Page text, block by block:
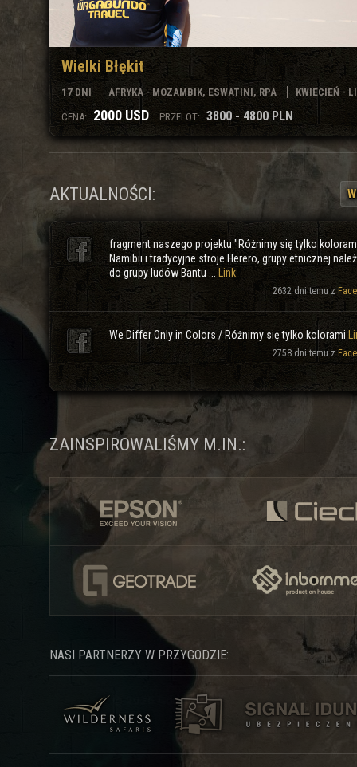
Wielki Błękit
17 DNI AFRYKA - MOZAMBIK, ESWATINI, RPA KWIECIEŃ -
CENA: 2000 USD PRZELOT: 3800 - 4800 PLN
AKTUALNOŚCI:
fragment naszego projektu "Różnimy się tylko
Namibii i tradycyjne stroje Herero, grupy etnicznej
do grupy ludów Bantu ...
Link
2632 dni temu z
We Differ Only in Colors / Różnimy się tylko kolorami
2758 dni temu z
ZAINSPIROWALIŚMY M.IN.:
NASI PARTNERZY W PRZYGODZIE: